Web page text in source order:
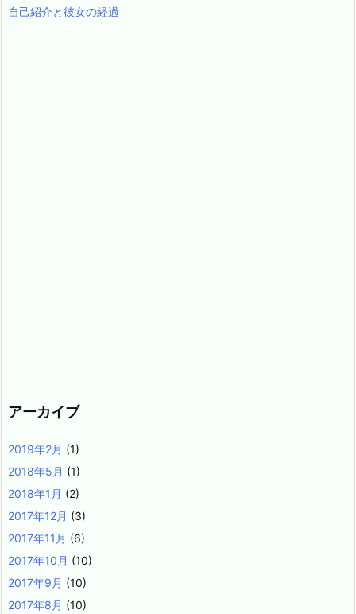
自己紹介と彼女の経過
アーカイブ
2019年2月 (1)
2018年5月 (1)
2018年1月 (2)
2017年12月 (3)
2017年11月 (6)
2017年10月 (10)
2017年9月 (10)
2017年8月 (10)